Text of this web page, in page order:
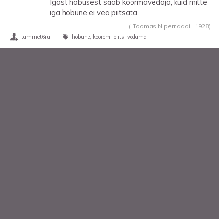
Igast hobusest saab koormavedaja, kuid mitte
iga hobune ei vea piitsata.
(“Toomas Nipernaadi”, 1928)
tammet6ru hobune koorem piits vedama